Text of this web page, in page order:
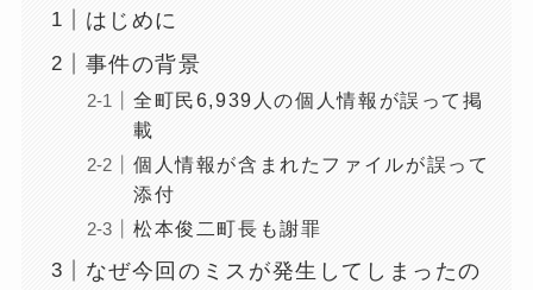
はじめに
事件の背景
全町民6,939人の個人情報が誤って掲
載
個人情報が含まれたファイルが誤って
添付
松本俊二町長も謝罪
なぜ今回のミスが発生してしまったの